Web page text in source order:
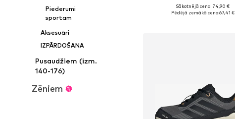
Piederumi
sportam
Aksesuāri
IZPĀRDOŠANA
Pusaudžiem (izm.
140-176)
Zēniem
Pieejams daudzos izmēros
Sākotnējā cena: 74,90 €
Pēdējā zemākā cena:67,41 €